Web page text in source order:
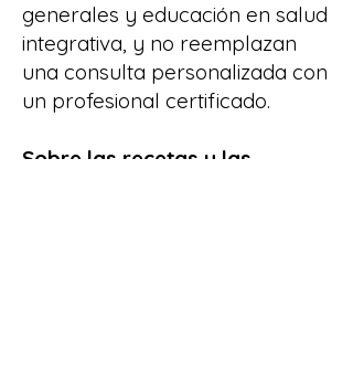
generales y educación en salud
integrativa, y no reemplazan
una consulta personalizada con
un profesional certificado.
Sobre las recetas y las